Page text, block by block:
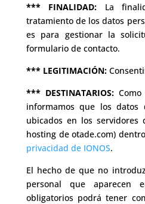
*** FINALIDAD: La
tratamiento de los datos
es para gestionar la
formulario de contacto.
*** LEGITIMACIÓN:
*** DESTINATARIOS:
informamos que los datos
ubicados en los servidores
hosting de otade.com)
privacidad de IONOS.
El hecho de que no
personal que aparecen
obligatorios podrá tener